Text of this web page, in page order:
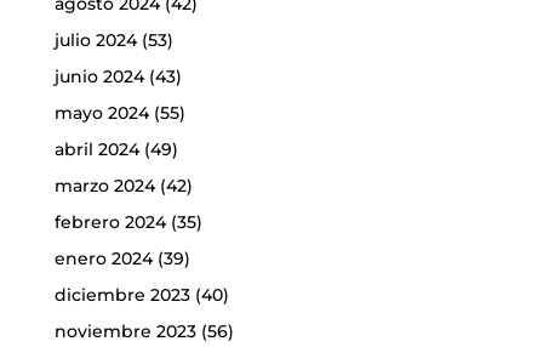
julio 2024(53)
junio 2024(43)
mayo 2024(55)
abril 2024(49)
marzo 2024(42)
febrero 2024(35)
enero 2024(39)
diciembre 2023(40)
noviembre 2023(56)